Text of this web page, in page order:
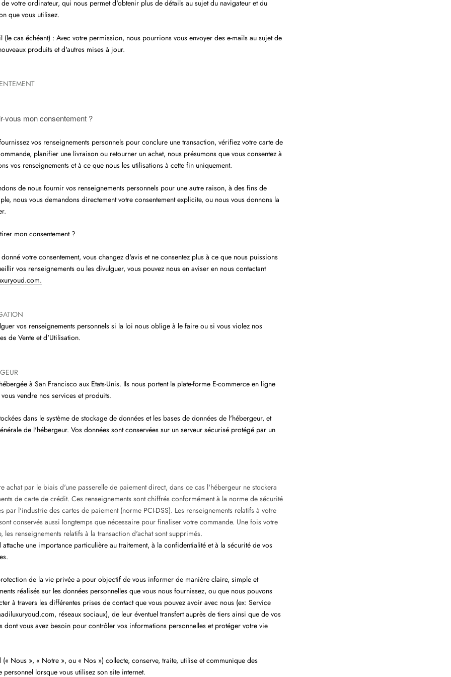
de votre ordinateur, qui nous permet d'obtenir plus de détails au sujet du navigateur et du
que vous utilisez.
(le cas échéant) : Avec votre permission, nous pourrions vous envoyer des e-mails au sujet de
produits et d'autres mises à jour.
vous mon consentement ?
vos renseignements personnels pour conclure une transaction, vérifiez votre carte de
planifier une livraison ou retourner un achat, nous présumons que vous consentez à
vos renseignements et à ce que nous les utilisations à cette fin uniquement.
de nous fournir vos renseignements personnels pour une autre raison, à des fins de
nous vous demandons directement votre consentement explicite, ou nous vous donnons la
mon consentement ?
votre consentement, vous changez d'avis et ne consentez plus à ce que nous puissions
vos renseignements ou les divulguer, vous pouvez nous en aviser en nous contactant
vos renseignements personnels si la loi nous oblige à le faire ou si vous violez nos
de Vente et d'Utilisation.
à San Francisco aux Etats-Unis. Ils nous portent la plate-forme E-commerce en ligne
vendre nos services et produits.
dans le système de stockage de données et les bases de données de l'hébergeur, et
de l'hébergeur. Vos données sont conservées sur un serveur sécurisé protégé par un
achat par le biais d'une passerelle de paiement direct, dans ce cas l'hébergeur ne stockera
de carte de crédit. Ces renseignements sont chiffrés conformément à la norme de sécurité
par l'industrie des cartes de paiement (norme PCI-DSS). Les renseignements relatifs à votre
conservés aussi longtemps que nécessaire pour finaliser votre commande. Une fois votre
les renseignements relatifs à la transaction d'achat sont supprimés.
une importance particulière au traitement, à la confidentialité et à la sécurité de vos
de la vie privée a pour objectif de vous informer de manière claire, simple et
réalisés sur les données personnelles que vous nous fournissez, ou que nous pouvons
à travers les différentes prises de contact que vous pouvez avoir avec nous (ex: Service
réseaux sociaux), de leur éventuel transfert auprès de tiers ainsi que de vos
dont vous avez besoin pour contrôler vos informations personnelles et protéger votre vie
(« Nous », « Notre », ou « Nos ») collecte, conserve, traite, utilise et communique des
personnel lorsque vous utilisez son site internet.